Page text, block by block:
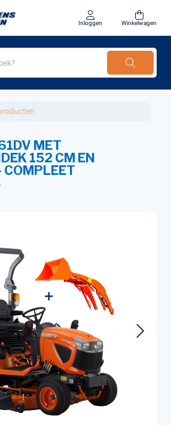
Inloggen Winkelwagen
MET
152 CM EN
COMPLEET